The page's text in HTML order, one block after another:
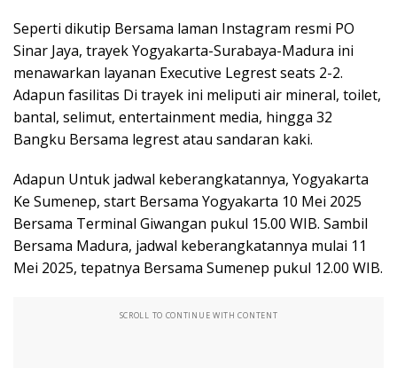
Seperti dikutip Bersama laman Instagram resmi PO
Sinar Jaya, trayek Yogyakarta-Surabaya-Madura ini
menawarkan layanan Executive Legrest seats 2-2.
Adapun fasilitas Di trayek ini meliputi air mineral, toilet,
bantal, selimut, entertainment media, hingga 32
Bangku Bersama legrest atau sandaran kaki.
Adapun Untuk jadwal keberangkatannya, Yogyakarta
Ke Sumenep, start Bersama Yogyakarta 10 Mei 2025
Bersama Terminal Giwangan pukul 15.00 WIB. Sambil
Bersama Madura, jadwal keberangkatannya mulai 11
Mei 2025, tepatnya Bersama Sumenep pukul 12.00 WIB.
SCROLL TO CONTINUE WITH CONTENT